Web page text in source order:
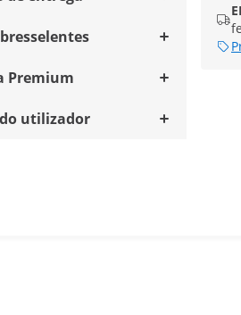
Premium
utilizador